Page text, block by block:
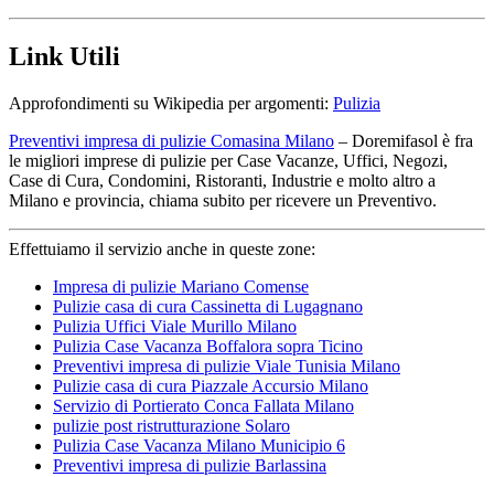
Link Utili
Approfondimenti su Wikipedia per argomenti: Pulizia
Preventivi impresa di pulizie Comasina Milano – Doremifasol è fra
le migliori imprese di pulizie per Case Vacanze, Uffici, Negozi,
Case di Cura, Condomini, Ristoranti, Industrie e molto altro a
Milano e provincia, chiama subito per ricevere un Preventivo.
Effettuiamo il servizio anche in queste zone:
Impresa di pulizie Mariano Comense
Pulizie casa di cura Cassinetta di Lugagnano
Pulizia Uffici Viale Murillo Milano
Pulizia Case Vacanza Boffalora sopra Ticino
Preventivi impresa di pulizie Viale Tunisia Milano
Pulizie casa di cura Piazzale Accursio Milano
Servizio di Portierato Conca Fallata Milano
pulizie post ristrutturazione Solaro
Pulizia Case Vacanza Milano Municipio 6
Preventivi impresa di pulizie Barlassina